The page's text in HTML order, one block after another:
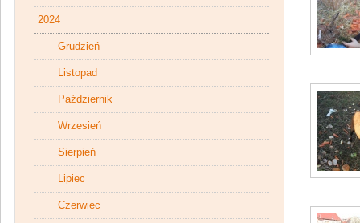
2024
Grudzień
Listopad
Październik
Wrzesień
Sierpień
Lipiec
Czerwiec